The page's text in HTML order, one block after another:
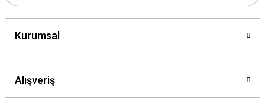
Gönder
Kurumsal
Alışveriş